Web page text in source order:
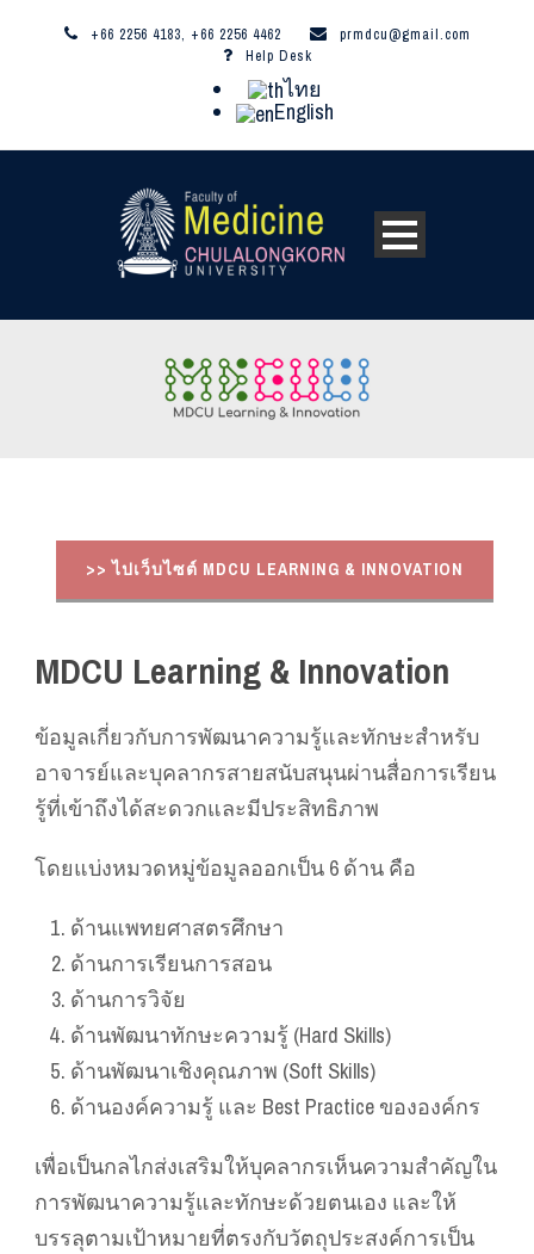
+66 2256 4183, +66 2256 4462
prmdcu@gmail.com
Help Desk
ไทย
English
>> ไปเว็บไซต์ MDCU LEARNING & INNOVATION
MDCU Learning & Innovation
ข้อมูลเกี่ยวกับการพัฒนาความรู้และทักษะสำหรับ
อาจารย์และบุคลากรสายสนับสนุนผ่านสื่อการเรียน
รู้ที่เข้าถึงได้สะดวกและมีประสิทธิภาพ
โดยแบ่งหมวดหมู่ข้อมูลออกเป็น 6 ด้าน คือ
ด้านแพทยศาสตรศึกษา
ด้านการเรียนการสอน
ด้านการวิจัย
ด้านพัฒนาทักษะความรู้ (Hard Skills)
ด้านพัฒนาเชิงคุณภาพ (Soft Skills)
ด้านองค์ความรู้ และ Best Practice ขององค์กร
เพื่อเป็นกลไกส่งเสริมให้บุคลากรเห็นความสำคัญใน
การพัฒนาความรู้และทักษะด้วยตนเอง และให้
บรรลุตามเป้าหมายที่ตรงกับวัตถุประสงค์การเป็น